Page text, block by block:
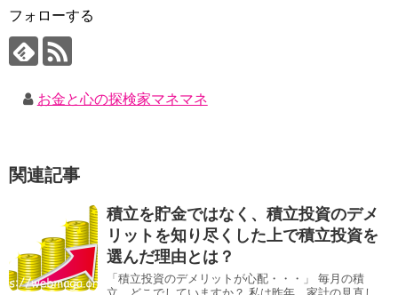
フォローする
お金と心の探検家マネマネ
関連記事
積立を貯金ではなく、積立投資のデメ
リットを知り尽くした上で積立投資を
選んだ理由とは？
「積立投資のデメリットが心配・・・」 毎月の積